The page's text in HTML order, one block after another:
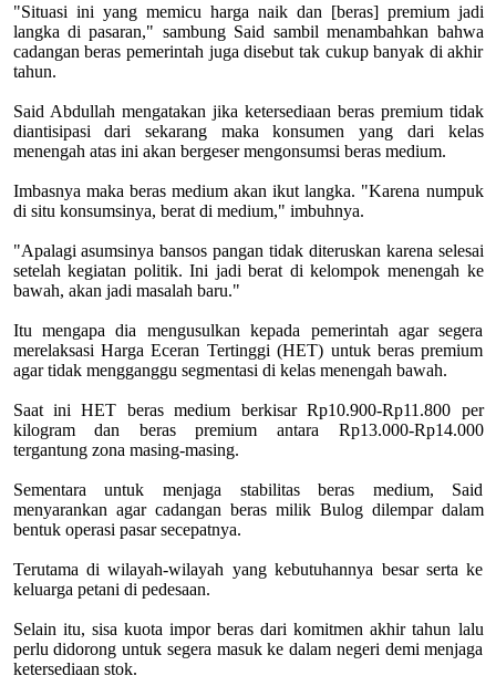
"Situasi ini yang memicu harga naik dan [beras] premium jadi
langka di pasaran," sambung Said sambil menambahkan bahwa
cadangan beras pemerintah juga disebut tak cukup banyak di akhir
tahun.
Said Abdullah mengatakan jika ketersediaan beras premium tidak
diantisipasi dari sekarang maka konsumen yang dari kelas
menengah atas ini akan bergeser mengonsumsi beras medium.
Imbasnya maka beras medium akan ikut langka. "Karena numpuk
di situ konsumsinya, berat di medium," imbuhnya.
"Apalagi asumsinya bansos pangan tidak diteruskan karena selesai
setelah kegiatan politik. Ini jadi berat di kelompok menengah ke
bawah, akan jadi masalah baru."
Itu mengapa dia mengusulkan kepada pemerintah agar segera
merelaksasi Harga Eceran Tertinggi (HET) untuk beras premium
agar tidak mengganggu segmentasi di kelas menengah bawah.
Saat ini HET beras medium berkisar Rp10.900-Rp11.800 per
kilogram dan beras premium antara Rp13.000-Rp14.000
tergantung zona masing-masing.
Sementara untuk menjaga stabilitas beras medium, Said
menyarankan agar cadangan beras milik Bulog dilempar dalam
bentuk operasi pasar secepatnya.
Terutama di wilayah-wilayah yang kebutuhannya besar serta ke
keluarga petani di pedesaan.
Selain itu, sisa kuota impor beras dari komitmen akhir tahun lalu
perlu didorong untuk segera masuk ke dalam negeri demi menjaga
ketersediaan stok.